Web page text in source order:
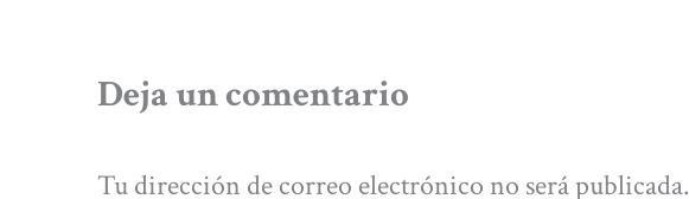
Deja un comentario
Tu dirección de correo electrónico no será publicada.